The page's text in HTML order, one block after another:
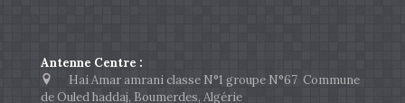
Antenne Centre :
Hai Amar amrani classe N°1 groupe N°67 Commune
de Ouled haddaj, Boumerdes, Algérie